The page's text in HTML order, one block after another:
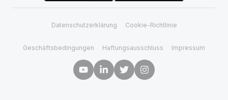
Datenschutzerklärung Cookie-Richtlinie
Geschäftsbedingungen Haftungsausschluss Impressum